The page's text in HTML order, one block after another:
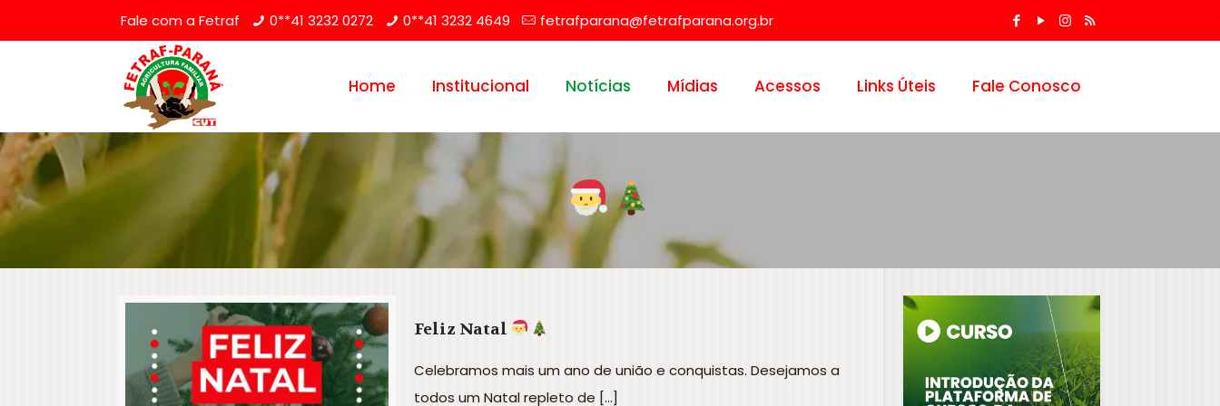
Fale com a Fetraf 0**41 3232 0272 0**41 3232 4649 fetrafparana@fetrafparana.org.br
Home Institucional Notícias Mídias Acessos Links Úteis Fale Conosco
Feliz Natal
Celebramos mais um ano de união e conquistas. Desejamos a
todos um Natal repleto de […]